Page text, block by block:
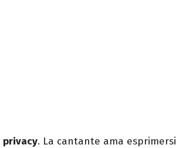
privacy. La cantante ama esprimersi